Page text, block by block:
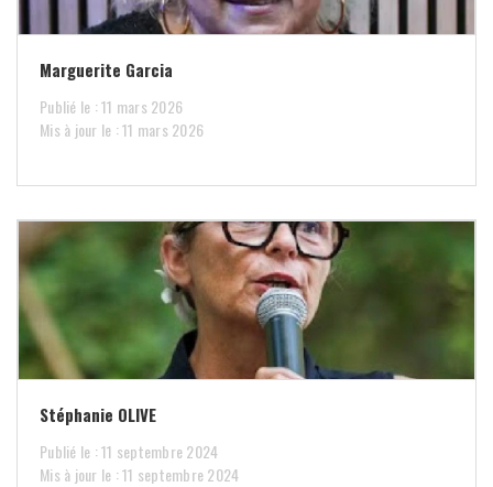
Marguerite Garcia
Publié le : 11 mars 2026
Mis à jour le : 11 mars 2026
Stéphanie OLIVE
Publié le : 11 septembre 2024
Mis à jour le : 11 septembre 2024